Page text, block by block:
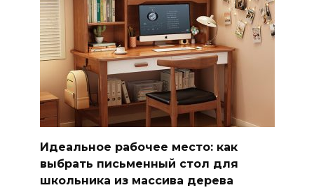
Идеальное рабочее место: как
выбрать письменный стол для
школьника из массива дерева